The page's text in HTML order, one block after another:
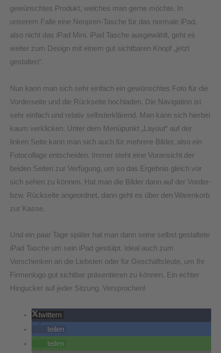
gewünschtes Produkt, welches man gerne möchte. In
unserem Falle eine Neopren-Tasche für das normale iPad,
also nicht das iPad Mini. iPad Tasche ausgewählt, geht es
weiter zum Design mit einem gut sichtbaren Knopf „jetzt
gestalten“.
Nun kann man sich sehr einfach ein gewünschtes Foto für die
Vorderseite und die Rückseite hochladen. Die Navigation ist
sehr einfach und relativ selbsterklärend. Man kann sich hierbei
kaum verklicken. Unter dem Menüpunkt „Layout“ auf der
linken Seite kann man sich auch für mehrere Bilder, also ein
Fotocollage entscheiden. Immer steht eine Voransicht der
beiden Seiten zur Verfügung, um so das Ergebnis gleich vor
sich sehen zu können. Hat man die Bilder dann auf der Vorder-
bzw. Rückseite angeordnet, dann geht es über den Warenkorb
zur Kasse.
Und ein paar Tage später hat man dann seine selbst gestaltete
iPad Tasche um sein iPad gestülpt. Ideal auch zum
Verschenken an die Liebsten oder für Geschäftsleute, um Ihr
Firmenlogo gut sichtbar präsentieren zu können. Ein echter
Hingucker auf jeder Sitzung. Versprochen!
twittern
teilen
teilen